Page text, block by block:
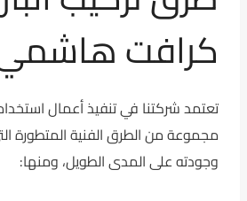
كرافت
تعتمد شركتنا في تنفيذ أعمال
مجموعة من الطرق الفنية المتطورة
وجودته على المدى الطويل، ومنها: